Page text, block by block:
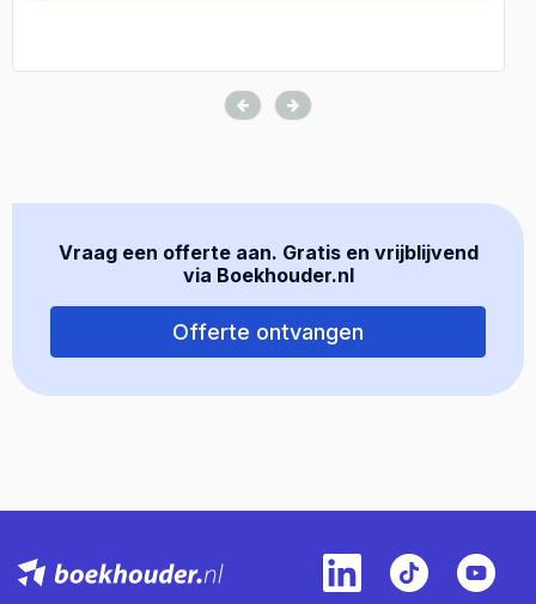
Vraag een offerte aan. Gratis en vrijblijvend
via Boekhouder.nl
Offerte ontvangen